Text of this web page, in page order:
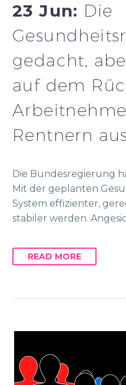
23 Jun: Die
gedacht,
auf dem
Rentnern
Die Bundesregierung
Mit der geplanten
System effizienter,
stabiler werden.
READ MORE